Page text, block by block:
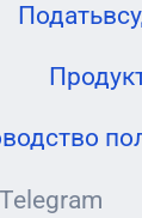
Telegram